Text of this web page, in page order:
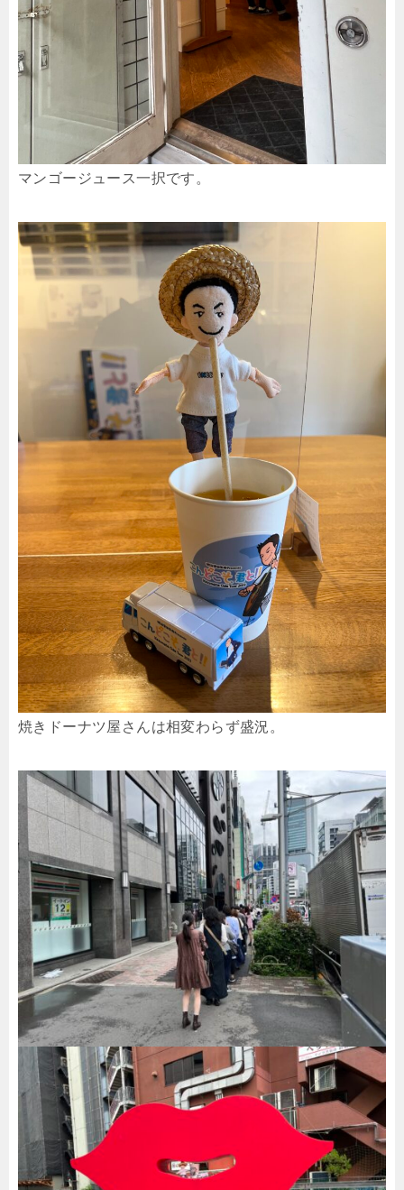
マンゴージュース一択です。
焼きドーナツ屋さんは相変わらず盛況。